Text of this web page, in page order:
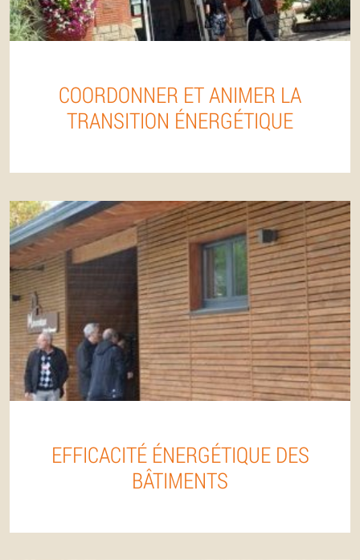
COORDONNER ET ANIMER LA
TRANSITION ÉNERGÉTIQUE
EFFICACITÉ ÉNERGÉTIQUE DES
BÂTIMENTS